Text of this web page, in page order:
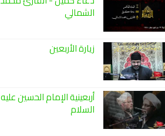
الشمالي
زيارة الأربعين
أربعينية الإمام الحسين عليه
السلام